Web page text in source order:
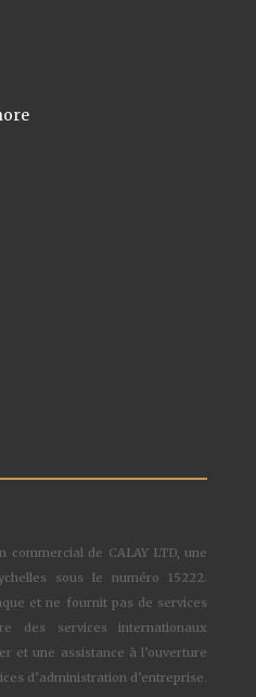
de CALAY LTD, une
sous le numéro 15222.
et ne fournit pas de services
des services internationaux
et une assistance à l’ouverture
d’administration d’entreprise.